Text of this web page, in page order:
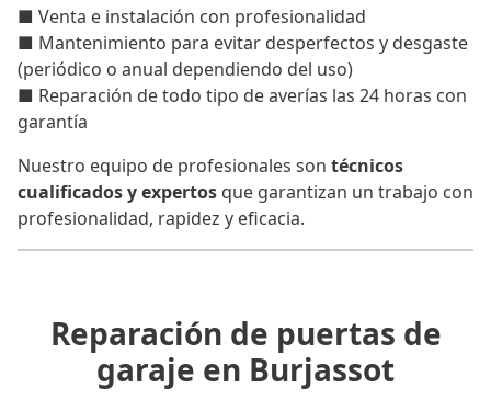
■ Venta e instalación con profesionalidad
■ Mantenimiento para evitar desperfectos y desgaste
(periódico o anual dependiendo del uso)
■ Reparación de todo tipo de averías las 24 horas con
garantía
Nuestro equipo de profesionales son técnicos
cualificados y expertos que garantizan un trabajo con
profesionalidad, rapidez y eficacia.
Reparación de puertas de
garaje en Burjassot